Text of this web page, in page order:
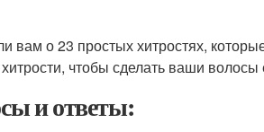
вам о 23 простых хитростях,
хитрости, чтобы сделать ваши
и ответы: